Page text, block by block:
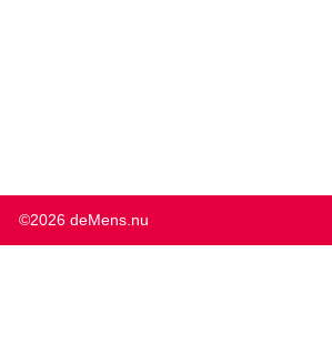
©2026 deMens.nu